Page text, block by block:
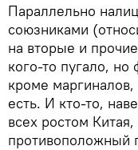
Параллельно
союзниками
на вторые и
кого-то пугало,
кроме
есть. И кто-то,
всех ростом
противоположный